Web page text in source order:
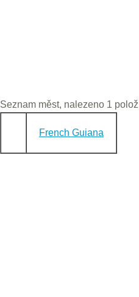
Seznam měst, nalezeno 1
French Guiana